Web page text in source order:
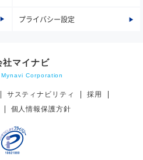
プライバシー設定
社マイナビ
Corporation
サスティナビリティ
採用
個人情報保護方針